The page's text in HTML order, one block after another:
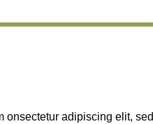
onsectetur adipiscing elit, sed